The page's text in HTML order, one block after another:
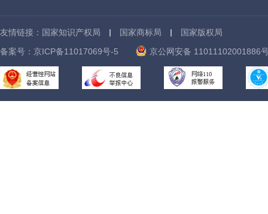
友情链接： 国家知识产权局 国家商标局 国家版权局
备案号： 京ICP备11017069号-5 京公网安备 11011102001886